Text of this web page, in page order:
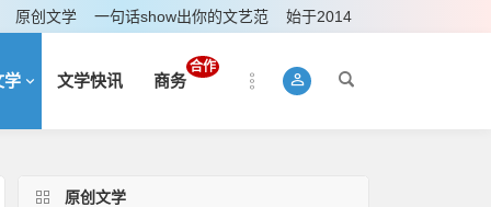
原创文学 一句话show出你的文艺范 始于2014
学 文学快讯 商务
合作
原创文学